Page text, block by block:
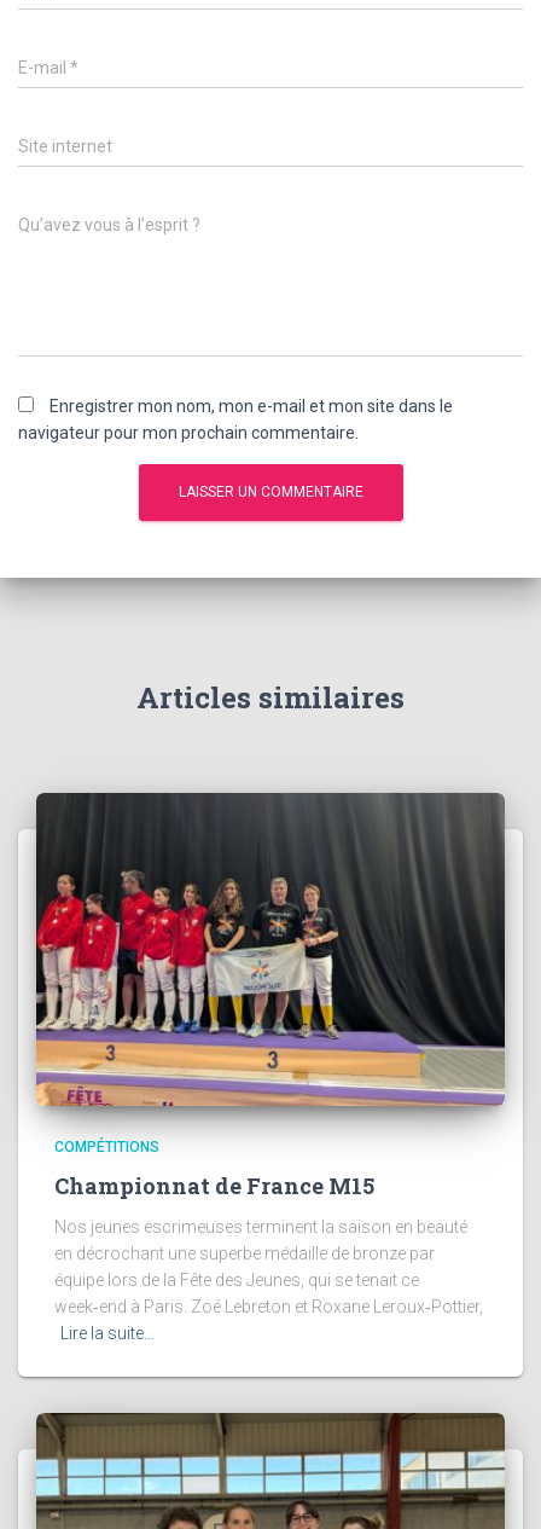
E-mail *
Site internet
Qu’avez vous à l’esprit ?
Enregistrer mon nom, mon e-mail et mon site dans le
navigateur pour mon prochain commentaire.
Articles similaires
COMPÉTITIONS
Championnat de France M15
Nos jeunes escrimeuses terminent la saison en beauté
en décrochant une superbe médaille de bronze par
équipe lors de la Fête des Jeunes, qui se tenait ce
week‑end à Paris. Zoé Lebreton et Roxane Leroux‑Pottier,
Lire la suite…